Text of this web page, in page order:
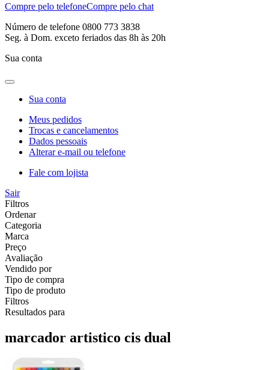
Compre pelo telefoneCompre pelo chat
Número de telefone 0800 773 3838
Seg. à Dom. exceto feriados das 8h às 20h
Sua conta
Sua conta
Meus pedidos
Trocas e cancelamentos
Dados pessoais
Alterar e-mail ou telefone
Fale com lojista
Sair
Filtros
Ordenar
Categoria
Marca
Preço
Avaliação
Vendido por
Tipo de compra
Tipo de produto
Filtros
Resultados para
marcador artistico cis dual